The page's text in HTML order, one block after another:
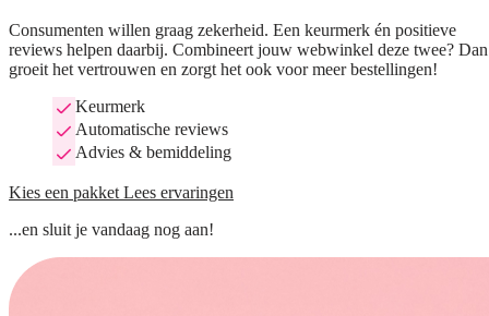
Consumenten willen graag zekerheid. Een keurmerk én positieve
reviews helpen daarbij. Combineert jouw webwinkel deze twee? Dan
groeit het vertrouwen en zorgt het ook voor meer bestellingen!
Keurmerk
Automatische reviews
Advies & bemiddeling
Kies een pakket Lees ervaringen
...en sluit je vandaag nog aan!